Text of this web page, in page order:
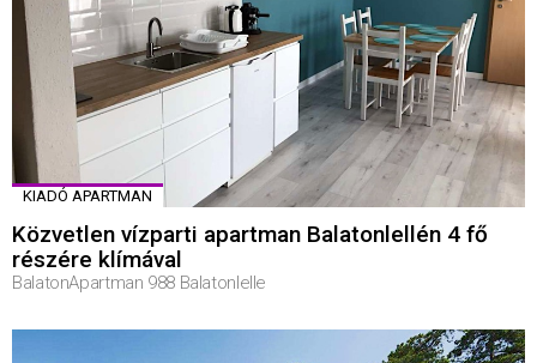
KIADÓ APARTMAN
Közvetlen vízparti apartman Balatonlellén 4 fő
részére klímával
BalatonApartman 988 Balatonlelle